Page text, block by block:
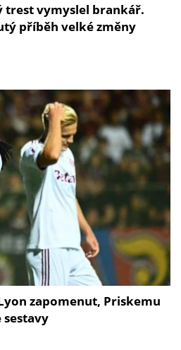
vymyslel brankář.
příběh velké změny
zapomenut, Priskemu
sestavy